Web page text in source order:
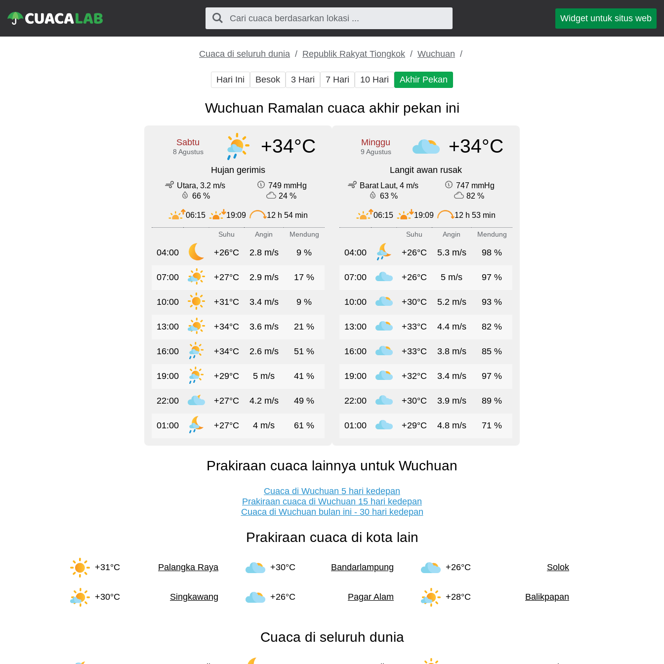
Widget untuk situs web
Cuaca di seluruh dunia Republik Rakyat Tiongkok Wuchuan
Hari Ini Besok 3 Hari 7 Hari 10 Hari Akhir Pekan
Wuchuan Ramalan cuaca akhir pekan ini
Sabtu
8 Agustus +34°C
Hujan gerimis
Utara, 3.2 m/s
749 mmHg
66 %
24 %
06:15 19:09 12 h 54 min
Suhu Angin Mendung
04:00 +26°C 2.8 m/s 9 %
07:00 +27°C 2.9 m/s 17 %
10:00 +31°C 3.4 m/s 9 %
13:00 +34°C 3.6 m/s 21 %
16:00 +34°C 2.6 m/s 51 %
19:00 +29°C 5 m/s 41 %
22:00 +27°C 4.2 m/s 49 %
01:00 +27°C 4 m/s 61 %
Minggu
9 Agustus +34°C
Langit awan rusak
Barat Laut, 4 m/s
747 mmHg
63 %
82 %
06:15 19:09 12 h 53 min
Suhu Angin Mendung
04:00 +26°C 5.3 m/s 98 %
07:00 +26°C 5 m/s 97 %
10:00 +30°C 5.2 m/s 93 %
13:00 +33°C 4.4 m/s 82 %
16:00 +33°C 3.8 m/s 85 %
19:00 +32°C 3.4 m/s 97 %
22:00 +30°C 3.9 m/s 89 %
01:00 +29°C 4.8 m/s 71 %
Prakiraan cuaca lainnya untuk Wuchuan
Cuaca di Wuchuan 5 hari kedepan
Prakiraan cuaca di Wuchuan 15 hari kedepan
Cuaca di Wuchuan bulan ini - 30 hari kedepan
Prakiraan cuaca di kota lain
+31°C Palangka Raya +30°C Bandarlampung +26°C Solok
+30°C Singkawang +26°C Pagar Alam +28°C Balikpapan
Cuaca di seluruh dunia